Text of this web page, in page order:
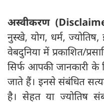
अस्वीकरण
नुस्खे, योग, धर्म,
वेबदुनिया में प्रकाशित/
सिर्फ आपकी जानकारी के
जाते हैं। इनसे संबंधित
है। सेहत या ज्योतिष